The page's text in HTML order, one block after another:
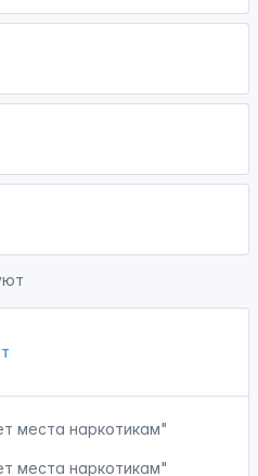
места наркотикам"
места наркотикам"